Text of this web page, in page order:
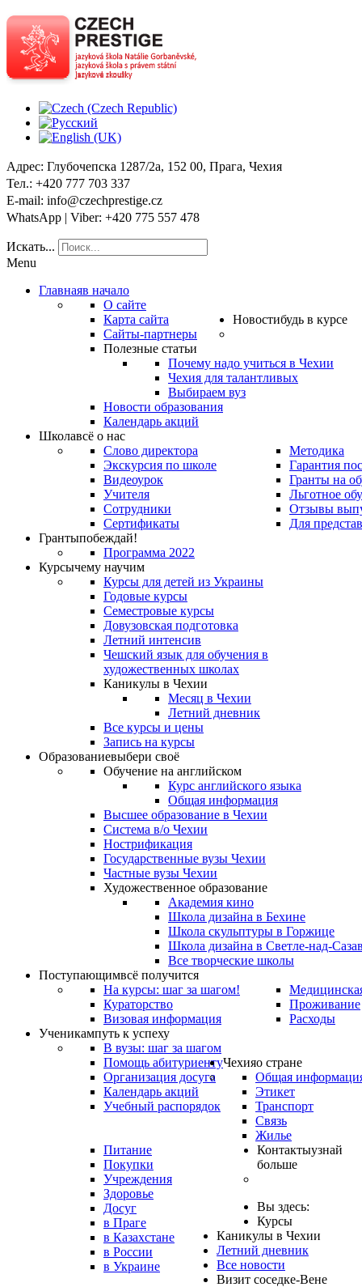
Адрес: Глубочепска 1287/2a, 152 00, Прага, Чехия
Тел.: +420 777 703 337
E-mail: info@czechprestige.cz
WhatsApp | Viber: +420 775 557 478
Искать...
Menu
Главнаяв начало
О сайте
Карта сайта
Сайты-партнеры
Новостибудь в курсе
Полезные статьи
Почему надо учиться в Чехии
Чехия для талантливых
Выбираем вуз
Новости образования
Календарь акций
Школавсё о нас
Слово директора
Экскурсия по школе
Видеоурок
Учителя
Сотрудники
Сертификаты
Методика
Гарантия
Гранты на
Льготное
Отзывы
Для
Грантыпобеждай!
Программа 2022
Курсычему научим
Курсы для детей из Украины
Годовые курсы
Семестровые курсы
Довузовская подготовка
Летний интенсив
Чешский язык для обучения в
художественных школах
Каникулы в Чехии
Месяц в Чехии
Летний дневник
Все курсы и цены
Запись на курсы
Образованиевыбери своё
Обучение на английском
Курс английского языка
Общая информация
Высшее образование в Чехии
Система в/о Чехии
Нострификация
Государственные вузы Чехии
Частные вузы Чехии
Художественное образование
Академия кино
Школа дизайна в Бехине
Школа скульптуры в Горжице
Школа дизайна в Светле-над-
Все творческие школы
Поступающимвсё получится
На курсы: шаг за шагом!
Кураторство
Визовая информация
Проживание
Расходы
Ученикампуть к успеху
В вузы: шаг за шагом
Помощь абитуриенту
Организация досуга
Календарь акций
Учебный распорядок
Чехияо стране
Общая
Этикет
Транспорт
Связь
Жилье
Питание
Покупки
Учреждения
Здоровье
Досуг
Контактыузнай
больше
в Праге
в Казахстане
в России
в Украине
Вы здесь:
Курсы
Каникулы в Чехии
Летний дневник
Все новости
Визит соседке-Вене